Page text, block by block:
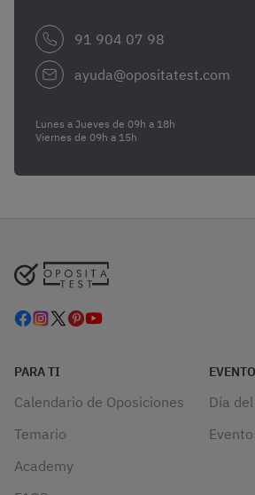
91 904 07 98
ayuda@opositatest.com
Lunes a Jueves de 09h a 18h
Viernes de 09h a 15h